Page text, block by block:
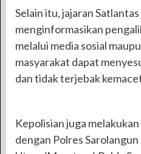
Selain itu, jajaran
menginformasikan
melalui media sosial
masyarakat dapat
dan tidak terjebak
Kepolisian juga
dengan Polres